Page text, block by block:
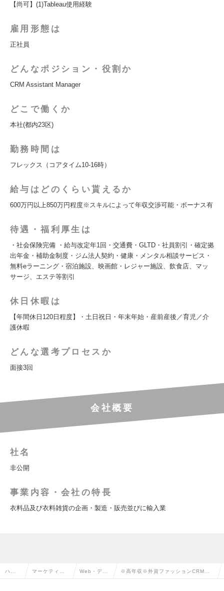
【尚可】(1)Tableau使用経験
雇用形態は
正社員
どんなポジション・役割か
CRM Assistant Manager
どこで働くか
本社(都内23区)
勤務時間は
フレックス（コアタイム10-16時）
給与はどのくらい貰えるか
600万円以上850万円程度※スキルによって年収交渉可能・ボーナス有
待遇・福利厚生は
・社会保険完備 ・給与改定年1回・交通費・GLTD・社員割引・確定拠
出年金・補助金制度・ジム法人契約・健康・メンタル相談サービス・
無料eラーニング・宿泊施設、映画館・レジャー施設、飲食店、マッ
サージ、エステ等割引
休日休暇は
【年間休日120日程度】・土日祝日・年末年始・産前産後／育児／介
護休暇
どんな選考プロセスか
面接3回
会社概要
社名
非公開
事業内容・会社の特長
衣料品及び衣料雑貨の企画・製造・販売並びに輸入業
ハイ マーケティン Web・デジ ※高年収※外資ファッションCRMアシ